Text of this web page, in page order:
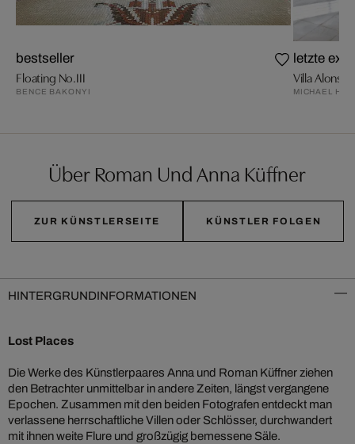
bestseller
Floating No.III
BENCE BAKONYI
letzte
Villa Alonso
MICHAEL
Über Roman Und Anna Küffner
ZUR KÜNSTLERSEITE KÜNSTLER FOLGEN
HINTERGRUNDINFORMATIONEN
Lost Places
Die Werke des Künstlerpaares Anna und Roman Küffner ziehen
den Betrachter unmittelbar in andere Zeiten, längst vergangene
Epochen. Zusammen mit den beiden Fotografen entdeckt man
verlassene herrschaftliche Villen oder Schlösser, durchwandert
mit ihnen weite Flure und großzügig bemessene Säle.